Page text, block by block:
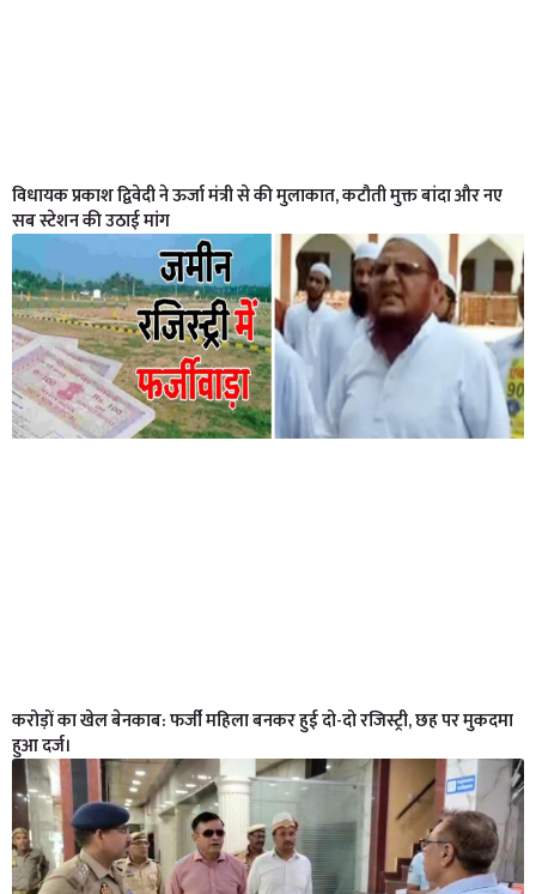
विधायक प्रकाश द्विवेदी ने ऊर्जा मंत्री से की मुलाकात, कटौती मुक्त बांदा और नए
सब स्टेशन की उठाई मांग
करोड़ों का खेल बेनकाब: फर्जी महिला बनकर हुई दो-दो रजिस्ट्री, छह पर मुकदमा
हुआ दर्ज।